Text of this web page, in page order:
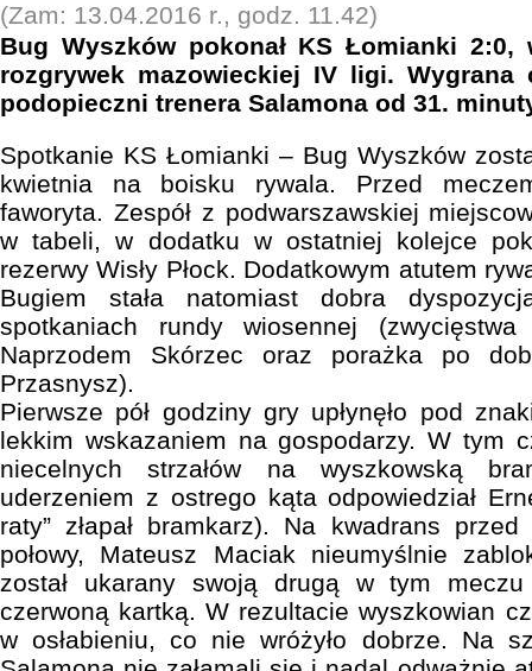
(Zam: 13.04.2016 r., godz. 11.42)
Bug Wyszków pokonał KS Łomianki
rozgrywek mazowieckiej IV ligi.
podopieczni trenera Salamona od 31.
Spotkanie KS Łomianki – Bug Wyszków
kwietnia na boisku rywala. Przed
faworyta. Zespół z podwarszawskiej
w tabeli, w dodatku w ostatniej kolejce
rezerwy Wisły Płock. Dodatkowym atutem
Bugiem stała natomiast dobra
spotkaniach rundy wiosennej
Naprzodem Skórzec oraz porażka po
Przasnysz).
Pierwsze pół godziny gry upłynęło pod
lekkim wskazaniem na gospodarzy. W tym
niecelnych strzałów na wyszkowską
uderzeniem z ostrego kąta odpowiedział
raty” złapał bramkarz). Na kwadrans
połowy, Mateusz Maciak nieumyślnie
został ukarany swoją drugą w tym
czerwoną kartką. W rezultacie wyszkowian
w osłabieniu, co nie wróżyło dobrze. Na